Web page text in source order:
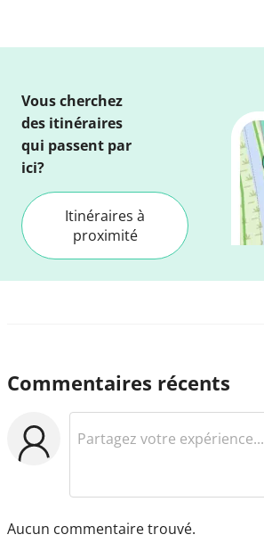
Vous cherchez
des itinéraires
qui passent par
ici?
Itinéraires à
proximité
Commentaires récents
Aucun commentaire trouvé.